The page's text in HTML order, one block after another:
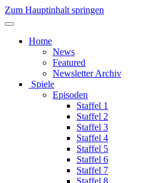
Zum Hauptinhalt springen
Home
News
Featured
Newsletter Archiv
Spiele
Episoden
Staffel 1
Staffel 2
Staffel 3
Staffel 4
Staffel 5
Staffel 6
Staffel 7
Staffel 8